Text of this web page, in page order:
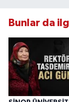
Bunlar da